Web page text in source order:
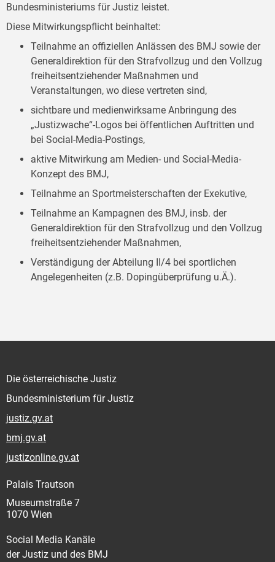
Bundesministeriums für Justiz leistet.
Diese Mitwirkungspflicht beinhaltet:
Teilnahme an offiziellen Anlässen des BMJ sowie der
Generaldirektion für den Strafvollzug und den Vollzug
freiheitsentziehender Maßnahmen und
Veranstaltungen, wo diese vertreten sind,
sichtbare und medienwirksame Anbringung des
„Justizwache“-Logos bei öffentlichen Auftritten und
bei Social-Media-Postings,
aktive Mitwirkung am Medien- und Social-Media-
Konzept des BMJ,
Teilnahme an Sportmeisterschaften der Exekutive,
Teilnahme an Kampagnen des BMJ, insb. der
Generaldirektion für den Strafvollzug und den Vollzug
freiheitsentziehender Maßnahmen,
Verständigung der Abteilung II/4 bei sportlichen
Angelegenheiten (z.B. Dopingüberprüfung u.Ä.).
Die österreichische Justiz
Bundesministerium für Justiz
justiz.gv.at
bmj.gv.at
justizonline.gv.at
Palais Trautson
Museumstraße 7
1070 Wien
Social Media Kanäle
der Justiz und des BMJ